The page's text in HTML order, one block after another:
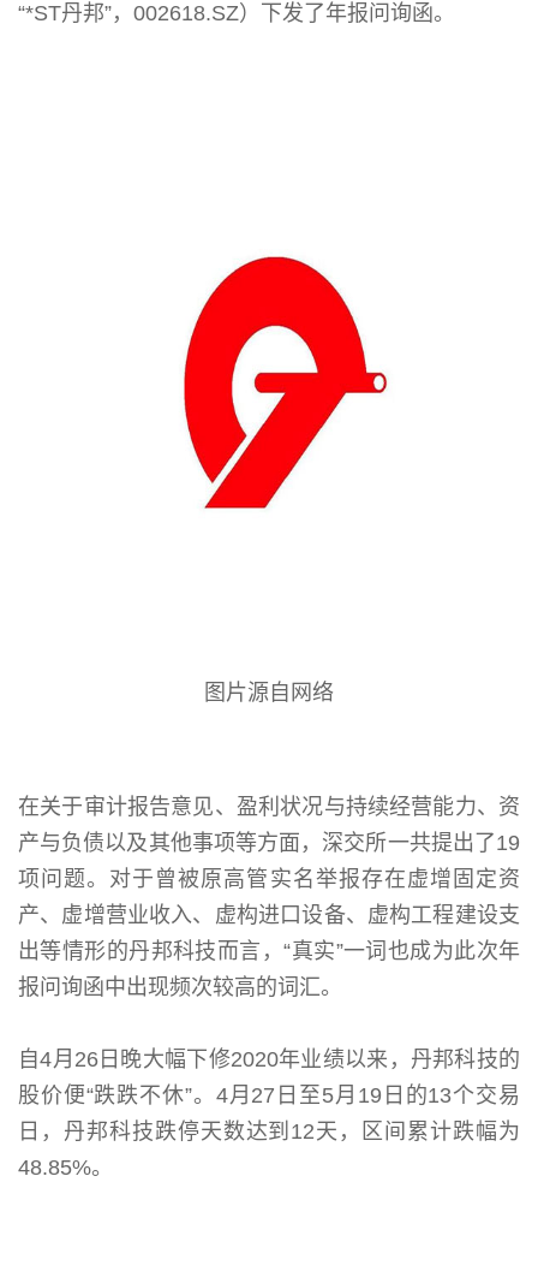
“*ST丹邦”，002618.SZ）下发了年报问询函。
图片源自网络
在关于审计报告意见、盈利状况与持续经营能力、资
产与负债以及其他事项等方面，深交所一共提出了19
项问题。对于曾被原高管实名举报存在虚增固定资
产、虚增营业收入、虚构进口设备、虚构工程建设支
出等情形的丹邦科技而言，“真实”一词也成为此次年
报问询函中出现频次较高的词汇。
自4月26日晚大幅下修2020年业绩以来，丹邦科技的
股价便“跌跌不休”。4月27日至5月19日的13个交易
日，丹邦科技跌停天数达到12天，区间累计跌幅为
48.85%。